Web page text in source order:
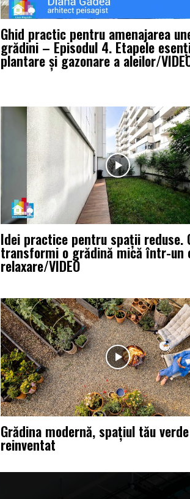
Ghid practic pentru amenajarea
grădini – Episodul 4. Etapele
plantare și gazonare a aleilor/
Idei practice pentru spații reduse.
transformi o grădină mică într-un
relaxare/VIDEO
Grădina modernă, spațiul tău verde
reinventat